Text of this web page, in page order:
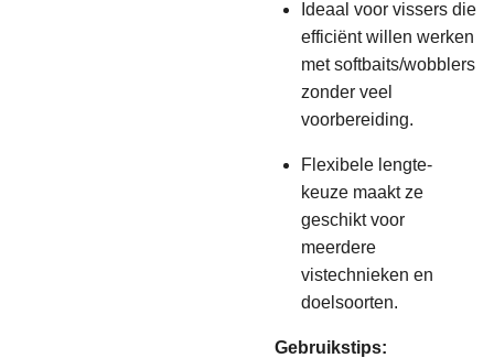
Ideaal voor vissers die
efficiënt willen werken
met softbaits/wobblers
zonder veel
voorbereiding.
Flexibele lengte-
keuze maakt ze
geschikt voor
meerdere
vistechnieken en
doelsoorten.
Gebruikstips: